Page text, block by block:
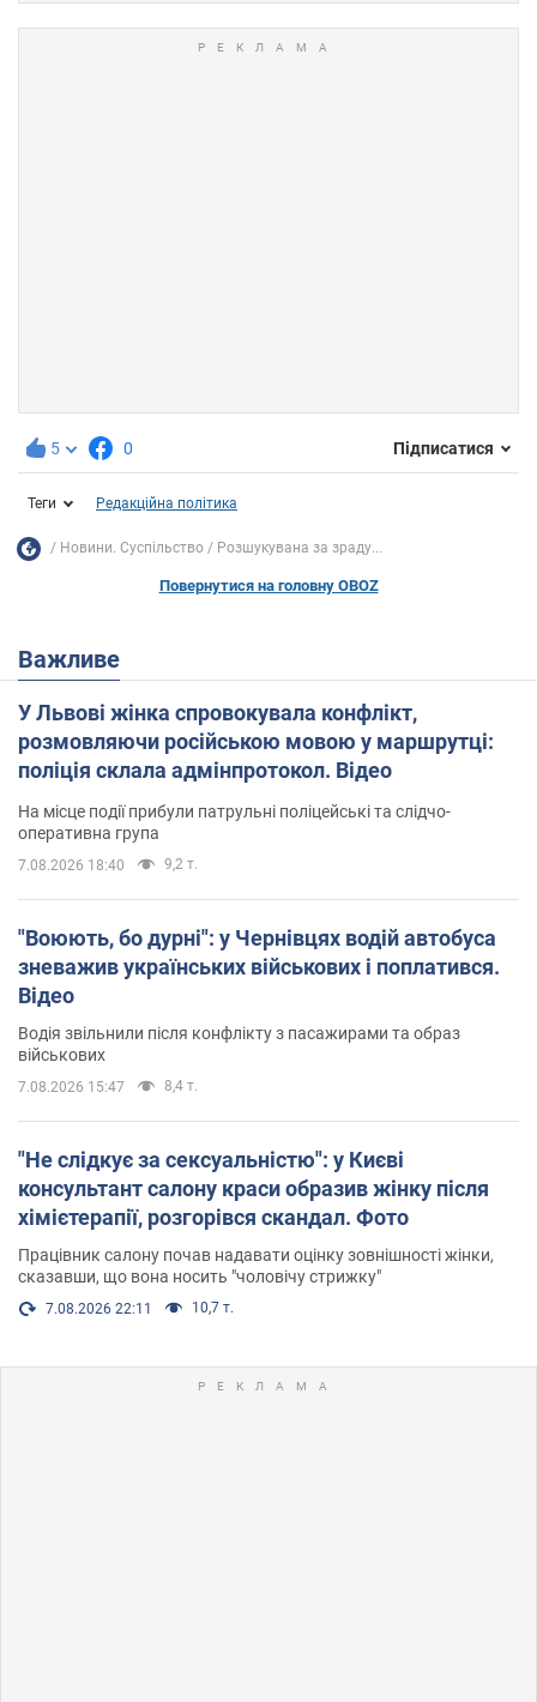
5 0 Підписатися
Теги Редакційна політика
Новини. Суспільство Розшукувана за зраду...
Повернутися на головну OBOZ
Важливе
У Львові жінка спровокувала конфлікт,
розмовляючи російською мовою у маршрутці:
поліція склала адмінпротокол. Відео
На місце події прибули патрульні поліцейські та слідчо-
оперативна група
7.08.2026 18:40 9,2 т.
"Воюють, бо дурні": у Чернівцях водій автобуса
зневажив українських військових і поплатився.
Відео
Водія звільнили після конфлікту з пасажирами та образ
військових
7.08.2026 15:47 8,4 т.
"Не слідкує за сексуальністю": у Києві
консультант салону краси образив жінку після
хімієтерапії, розгорівся скандал. Фото
Працівник салону почав надавати оцінку зовнішності жінки,
сказавши, що вона носить "чоловічу стрижку"
7.08.2026 22:11 10,7 т.